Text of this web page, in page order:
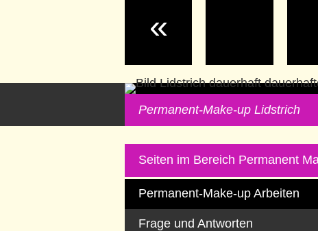
«
Permanent-Make-up Lidstrich
Seiten im Bereich Permanent
Permanent-Make-up Arbeiten
Frage und Antworten